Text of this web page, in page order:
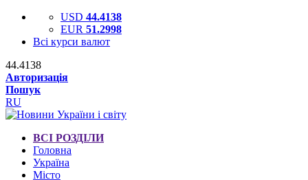
USD 44.4138
EUR 51.2998
Всі курси валют
44.4138
Авторизація
Пошук
RU
ВСІ РОЗДІЛИ
Головна
Україна
Місто